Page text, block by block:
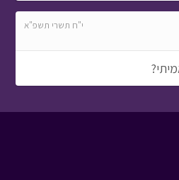
י"ח תשרי תשפ"א